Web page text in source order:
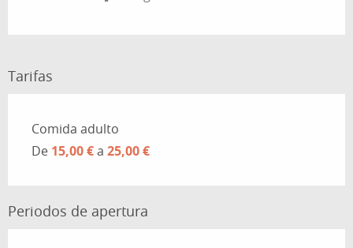
Tarifas
Tarifas 2026
Comida adulto
De 15,00 €a 25,00 €
Periodos de apertura